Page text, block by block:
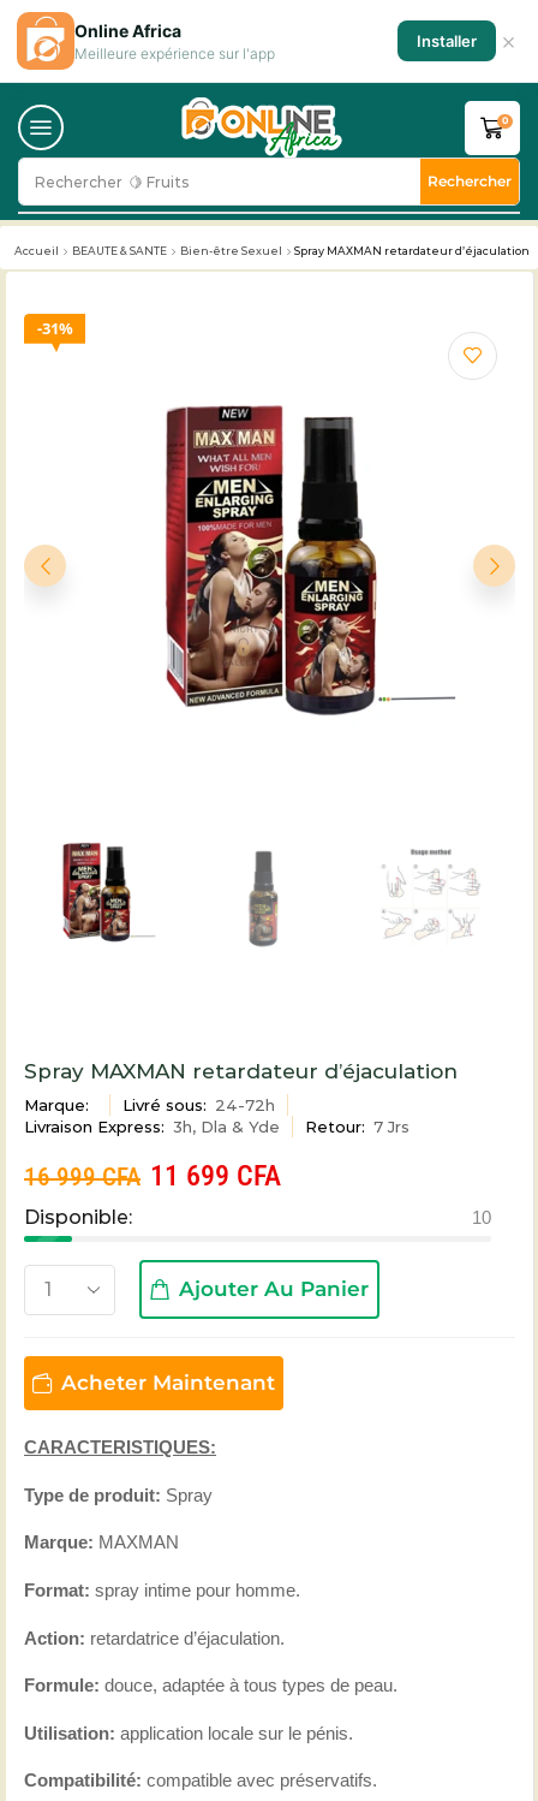
Rechercher 🥛 Milk Rechercher
0
Accueil BEAUTE & SANTE Bien-être Sexuel Spray MAXMAN retardateur d’éjaculation
31%
Spray MAXMAN retardateur d’éjaculation
Marque: Livré sous: 24-72h
Livraison Express: 3h, Dla & Yde Retour: 7 Jrs
16 999CFA 11 699 CFA
Disponible: 10
Ajouter Au Panier
Acheter Maintenant
CARACTERISTIQUES:
Type de produit: Spray
Marque: MAXMAN
Format: spray intime pour homme.
Action: retardatrice d’éjaculation.
Formule: douce, adaptée à tous types de peau.
Utilisation: application locale sur le pénis.
Compatibilité: compatible avec préservatifs.
Online Africa
Meilleure expérience sur l'app
Installer ×